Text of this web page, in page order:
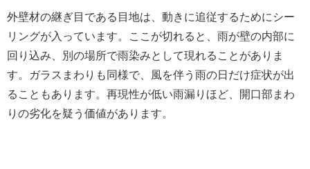
外壁材の継ぎ目である目地は、動きに追従するためにシー
リングが入っています。ここが切れると、雨が壁の内部に
回り込み、別の場所で雨染みとして現れることがありま
す。ガラスまわりも同様で、風を伴う雨の日だけ症状が出
ることもあります。再現性が低い雨漏りほど、開口部まわ
りの劣化を疑う価値があります。